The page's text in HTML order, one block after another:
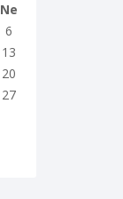
Ne
6
13
20
27